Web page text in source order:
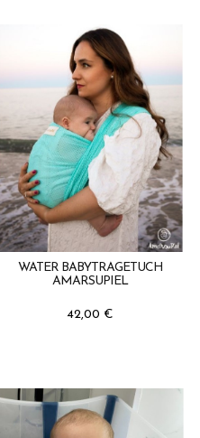
WATER BABYTRAGETUCH
AMARSUPIEL
42,00 €